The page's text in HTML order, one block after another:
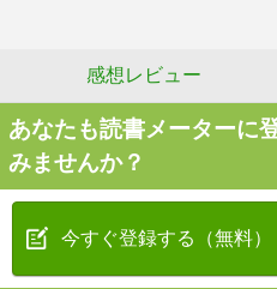
感想レビュー
あなたも読書メーターに
みませんか？
今すぐ登録する（無料）